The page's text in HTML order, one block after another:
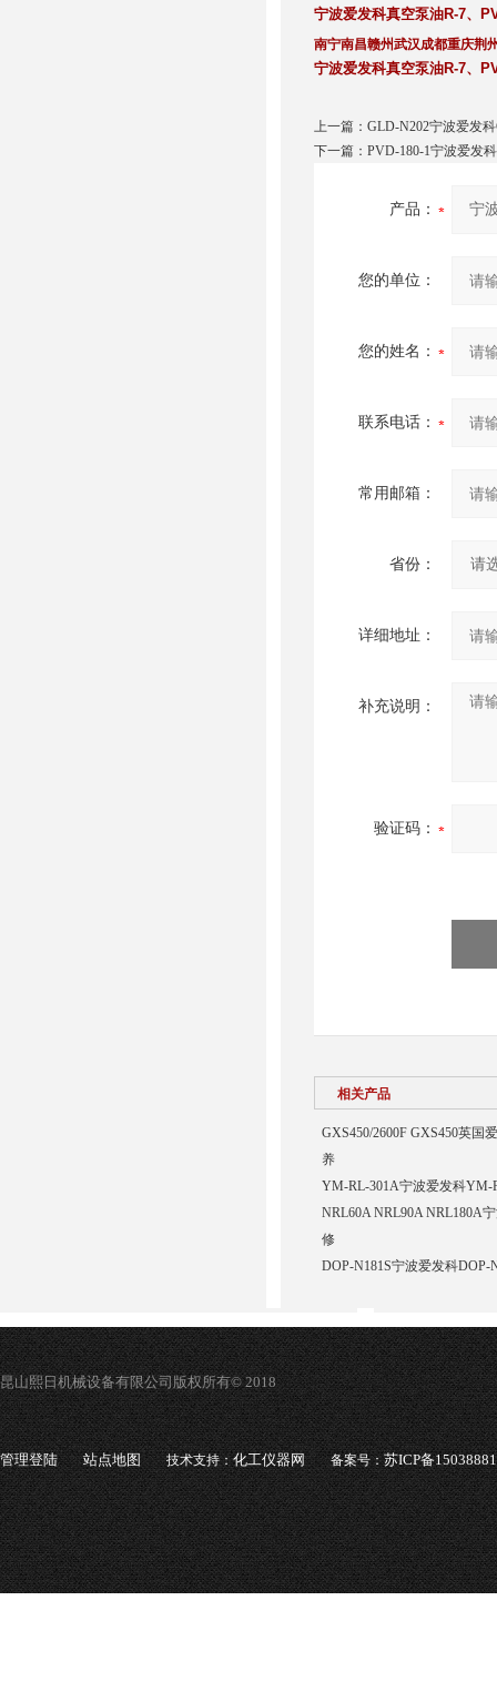
宁波爱发科真空泵油R-7、
南宁南昌赣州武汉成都重庆荆
宁波爱发科真空泵油R-7、
上一篇： GLD-N202宁波爱发
下一篇： PVD-180-1宁波爱发
产品：
您的单位：
您的姓名：
联系电话：
常用邮箱：
省份：
详细地址：
补充说明：
验证码：
相关产品
GXS450/2600F GXS450英国
养
YM-RL-301A宁波爱发科YM-
NRL60A NRL90A NRL180A
修
DOP-N181S宁波爱发科DOP-
昆山熙日机械设备有限公司版权所有© 2018
管理登陆 站点地图 技术支持：化工仪器网 备案号：苏ICP备